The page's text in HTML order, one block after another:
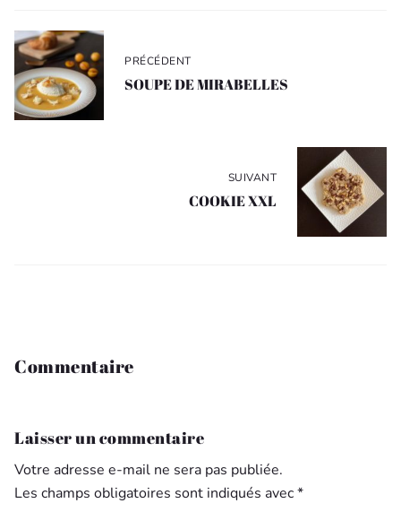
de
l’article
PRÉCÉDENT
SOUPE DE MIRABELLES
SUIVANT
COOKIE XXL
Commentaire
Laisser un commentaire
Votre adresse e-mail ne sera pas publiée.
Les champs obligatoires sont indiqués avec*